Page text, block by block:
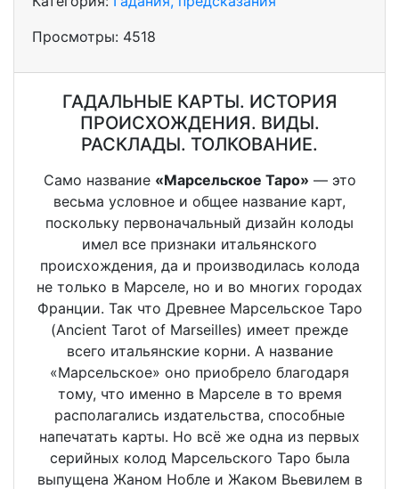
Просмотры: 4518
ГАДАЛЬНЫЕ КАРТЫ. ИСТОРИЯ
ПРОИСХОЖДЕНИЯ. ВИДЫ.
РАСКЛАДЫ. ТОЛКОВАНИЕ.
Само название «Марсельское Таро» — это
весьма условное и общее название карт,
поскольку первоначальный дизайн колоды
имел все признаки итальянского
происхождения, да и производилась колода
не только в Марселе, но и во многих городах
Франции. Так что Древнее Марсельское Таро
(Ancient Tarot of Marseilles) имеет прежде
всего итальянские корни. А название
«Марсельское» оно приобрело благодаря
тому, что именно в Марселе в то время
располагались издательства, способные
напечатать карты. Но всё же одна из первых
серийных колод Марсельского Таро была
выпущена Жаном Нобле и Жаком Вьевилем в